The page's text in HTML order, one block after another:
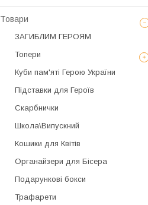
Товари
ЗАГИБЛИМ ГЕРОЯМ
Топери
Куби пам'яті Герою України
Підставки для Героїв
Скарбнички
Школа\Випускний
Кошики для Квітів
Органайзери для Бісера
Подарункові бокси
Трафарети